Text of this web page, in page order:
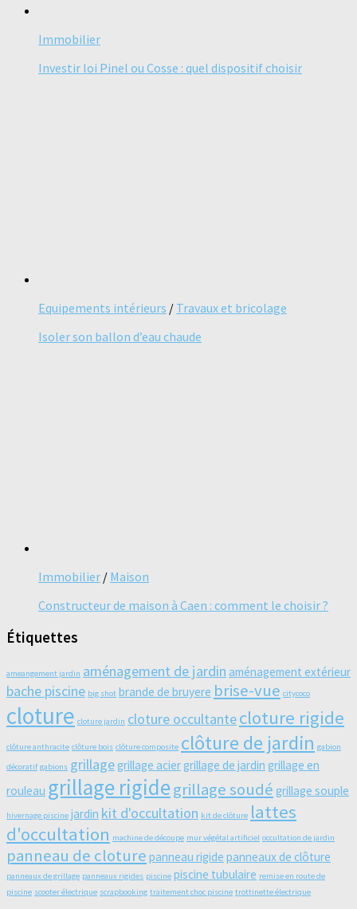
Immobilier
Investir loi Pinel ou Cosse : quel dispositif choisir
Equipements intérieurs / Travaux et bricolage
Isoler son ballon d’eau chaude
Immobilier / Maison
Constructeur de maison à Caen : comment le choisir ?
Étiquettes
ameangement jardin aménagement de jardin aménagement extérieur
bache piscine big shot brande de bruyere brise-vue citycoco
cloture cloture jardin cloture occultantecloture rigide
clôture anthracite clôture bois clôture composite clôture de jardin gabion
décoratif gabions grillagegrillage aciergrillage de jardin grillage en
rouleau grillage rigidegrillage soudé grillage souple
hivernage piscine jardin kit d'occultation kit de clôture lattes
d'occultation machine de découpe mur végétal artificiel occultation de jardin
panneau de cloture panneau rigide panneaux de clôture
panneaux de grillage panneaux rigides piscine piscine tubulaire remise en route de
piscine scooter électrique scrapbooking traitement choc piscine trottinette électrique